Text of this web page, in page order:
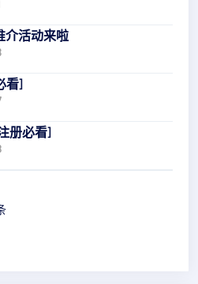
介活动来啦
看]
册必看]